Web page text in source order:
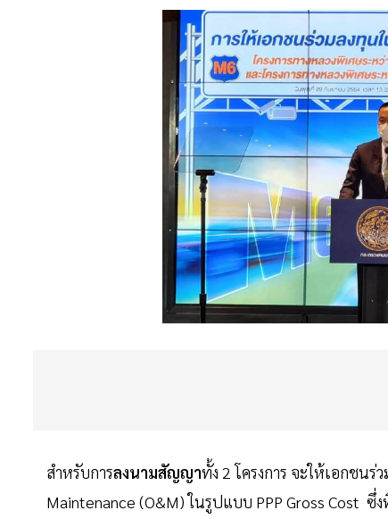
สำหรับการลงนามสัญญาทั้ง 2 โครงการ จะให้เอกชน
Maintenance (O&M) ในรูปแบบ PPP Gross Cost ซึ่